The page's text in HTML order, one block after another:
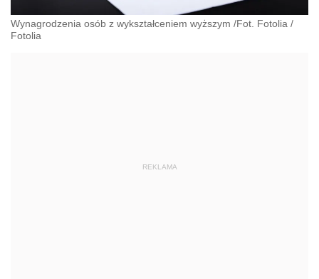
Wynagrodzenia osób z wykształceniem wyższym /Fot. Fotolia /
Fotolia